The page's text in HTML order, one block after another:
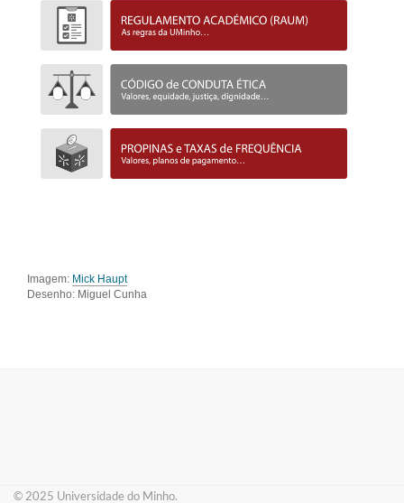
Imagem: Mick Haupt
Desenho: Miguel Cunha
© 2025 ​Universidade do Minho.